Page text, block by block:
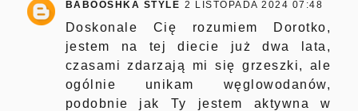
BABOOSHKA STYLE 2 LISTOPADA 2024 07:48
Doskonale Cię rozumiem Dorotko,
jestem na tej diecie już dwa lata,
czasami zdarzają mi się grzeszki, ale
ogólnie unikam węglowodanów,
podobnie jak Ty jestem aktywna w